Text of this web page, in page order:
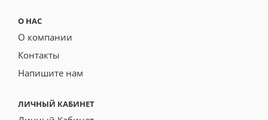
О НАС
О компании
Контакты
Напишите нам
ЛИЧНЫЙ КАБИНЕТ